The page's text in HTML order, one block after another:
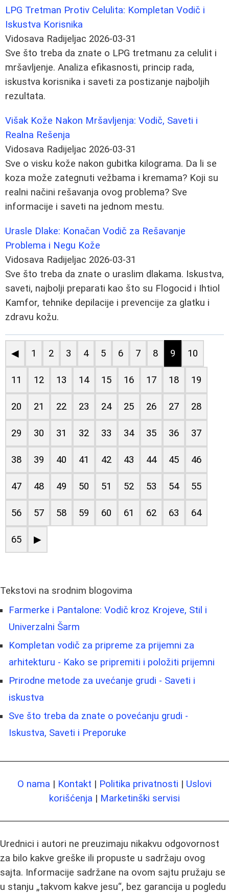
LPG Tretman Protiv Celulita: Kompletan Vodič i
Iskustva Korisnika
Vidosava Radijeljac 2026-03-31
Sve što treba da znate o LPG tretmanu za celulit i
mršavljenje. Analiza efikasnosti, princip rada,
iskustva korisnika i saveti za postizanje najboljih
rezultata.
Višak Kože Nakon Mršavljenja: Vodič, Saveti i
Realna Rešenja
Vidosava Radijeljac 2026-03-31
Sve o visku kože nakon gubitka kilograma. Da li se
koza može zategnuti vežbama i kremama? Koji su
realni načini rešavanja ovog problema? Sve
informacije i saveti na jednom mestu.
Urasle Dlake: Konačan Vodič za Rešavanje
Problema i Negu Kože
Vidosava Radijeljac 2026-03-31
Sve što treba da znate o uraslim dlakama. Iskustva,
saveti, najbolji preparati kao što su Flogocid i Ihtiol
Kamfor, tehnike depilacije i prevencije za glatku i
zdravu kožu.
◀ 1 2 3 4 5 6 7 8 9 10
11 12 13 14 15 16 17 18 19
20 21 22 23 24 25 26 27 28
29 30 31 32 33 34 35 36 37
38 39 40 41 42 43 44 45 46
47 48 49 50 51 52 53 54 55
56 57 58 59 60 61 62 63 64
65 ▶
Tekstovi na srodnim blogovima
Farmerke i Pantalone: Vodič kroz Krojeve, Stil i
Univerzalni Šarm
Kompletan vodič za pripreme za prijemni za
arhitekturu - Kako se pripremiti i položiti prijemni
Prirodne metode za uvećanje grudi - Saveti i
iskustva
Sve što treba da znate o povećanju grudi -
Iskustva, Saveti i Preporuke
O nama | Kontakt | Politika privatnosti | Uslovi
korišćenja | Marketinški servisi
Urednici i autori ne preuzimaju nikakvu odgovornost
za bilo kakve greške ili propuste u sadržaju ovog
sajta. Informacije sadržane na ovom sajtu pružaju se
u stanju „takvom kakve jesu“, bez garancija u pogledu